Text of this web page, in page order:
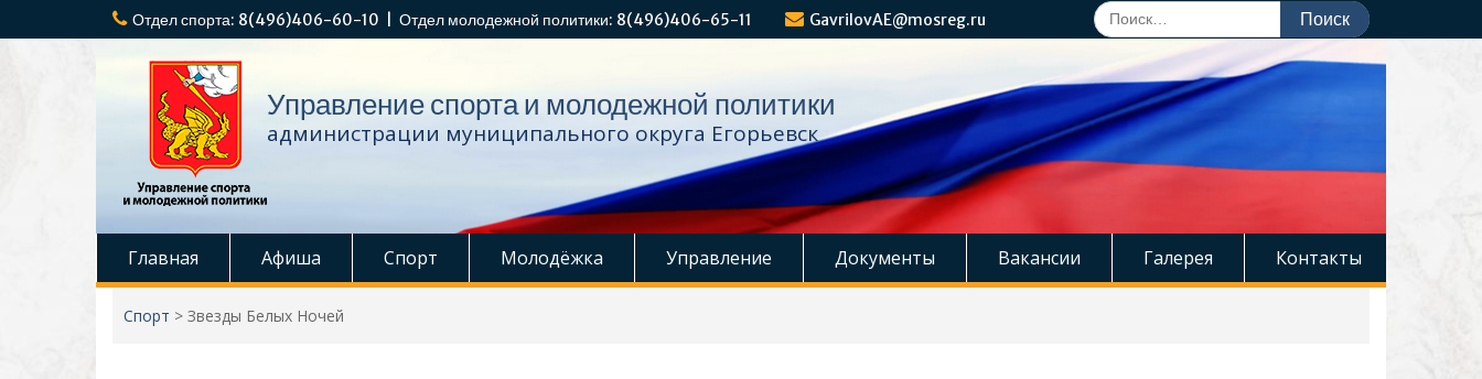
к
Отдел спорта: 8(496)406-60-10 | Отдел молодежной политики: 8(496)406-65-11 GavrilovAE@mosreg.ru
Поиск
по:
Управление спорта и молодежной политики
администрации муниципального округа Егорьевск
Главная Афиша Спорт Молодёжка Управление Документы Вакансии Галерея Контакты
Спорт > Звезды Белых Ночей